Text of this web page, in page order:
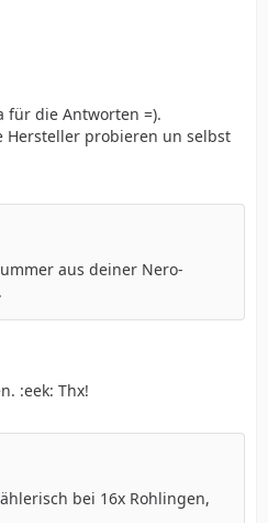
für die Antworten =).
Hersteller probieren un selbst
aus deiner Nero-
.
:eek: Thx!
bei 16x Rohlingen,